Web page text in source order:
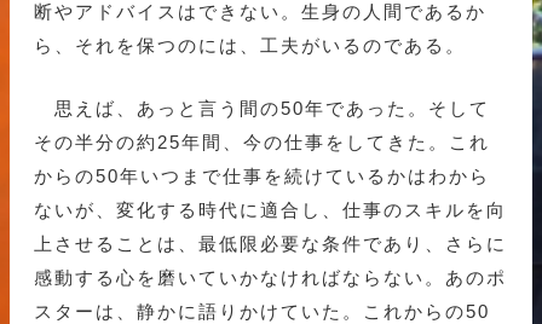
断やアドバイスはできない。生身の人間であるか
ら、それを保つのには、工夫がいるのである。
思えば、あっと言う間の50年であった。そして
その半分の約25年間、今の仕事をしてきた。これ
からの50年いつまで仕事を続けているかはわから
ないが、変化する時代に適合し、仕事のスキルを向
上させることは、最低限必要な条件であり、さらに
感動する心を磨いていかなければならない。あのポ
スターは、静かに語りかけていた。これからの50